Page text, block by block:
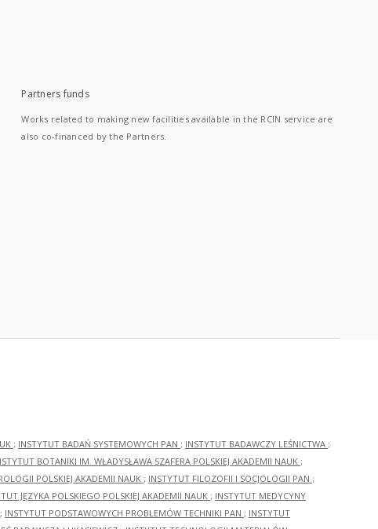
Partners funds
Works related to making new facilities available in the RCIN service are
also co-financed by the Partners.
; INSTYTUT BADAŃ SYSTEMOWYCH PAN ; INSTYTUT BADAWCZY LEŚNICTWA ;
BOTANIKI IM. WŁADYSŁAWA SZAFERA POLSKIEJ AKADEMII NAUK ;
POLSKIEJ AKADEMII NAUK ; INSTYTUT FILOZOFII I SOCJOLOGII PAN ;
JĘZYKA POLSKIEGO POLSKIEJ AKADEMII NAUK ; INSTYTUT MEDYCYNY
; INSTYTUT PODSTAWOWYCH PROBLEMÓW TECHNIKI PAN ; INSTYTUT